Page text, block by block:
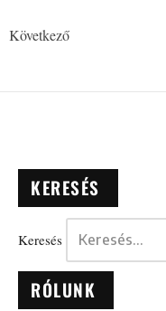
Következő
KERESÉS
Keresés
RÓLUNK